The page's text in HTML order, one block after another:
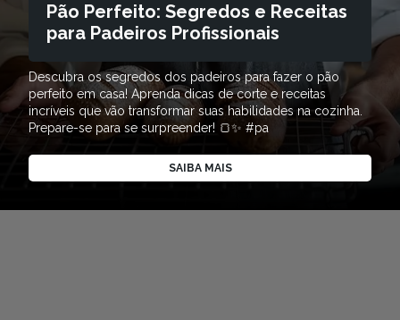
Pão Perfeito: Segredos e Receitas
para Padeiros Profissionais
Descubra os segredos dos padeiros para fazer o pão
perfeito em casa! Aprenda dicas de corte e receitas
incríveis que vão transformar suas habilidades na cozinha.
Prepare-se para se surpreender! 🍞✨ #pa
SAIBA MAIS